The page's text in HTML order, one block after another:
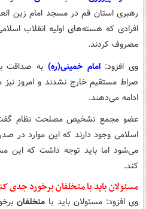
رهبری استان قم در مسجد امام زین
افرادی که هسته‌های اولیه انقلاب
مصروف کردند.
وی افزود:امام خمینی(ره) به صداقت
صراط مستقیم خارج نشدند و امروز
ادامه می‌دهند.
عضو مجمع تشخیص مصلحت نظام گفت:
اسلامی وجود دارند که این موارد در
می‌شود اما باید توجه داشت که این
کند.
مسئولان باید با متخلفان برخورد جدی
وی افزود: مسئولان باید با متخلفان